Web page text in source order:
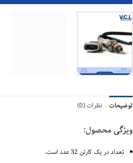
توضیحات نظرات (0)
ویژگی محصول:
تعداد در یک کارتن 32 عدد است.